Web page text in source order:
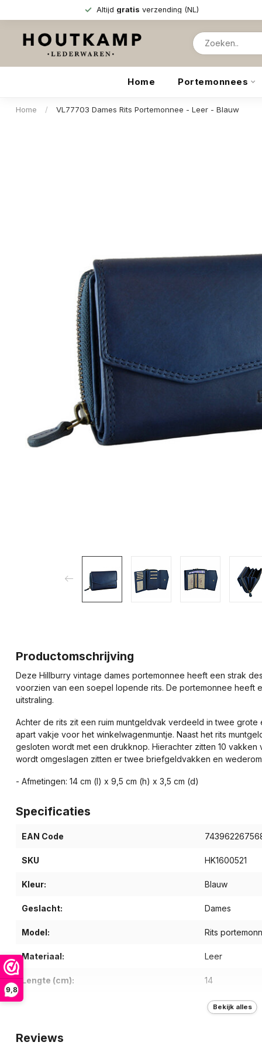
9,8
Altijd gratis verzending (NL)
Home Portemonnees
Home / VL77703 Dames Rits Portemonnee - Leer - Blauw
Productomschrijving
Deze Hillburry vintage dames portemonnee heeft een strak
voorzien van een soepel lopende rits. De portemonnee heeft
uitstraling.
Achter de rits zit een ruim muntgeldvak verdeeld in twee
apart vakje voor het winkelwagenmuntje. Naast het rits
gesloten wordt met een drukknop. Hierachter zitten 10
wordt omgeslagen zitten er twee briefgeldvakken en
- Afmetingen: 14 cm (l) x 9,5 cm (h) x 3,5 cm (d)
Specificaties
EAN Code
SKU HK1600521
Kleur: Blauw
Geslacht: Dames
Model: Rits
Materiaal: Leer
Lengte (cm): 14
Breedte (cm): 9,5Bekijk alles
Reviews